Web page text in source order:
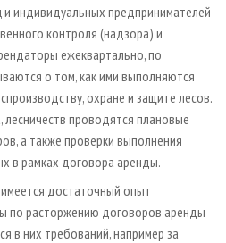
индивидуальных предпринимателей
контроля (надзора) и
ежеквартально, по
о том, как ими выполняются
охране и защите лесов.
проводятся плановые
а также проверки выполнения
в рамках договора аренды.
достаточный опыт
по расторжению договоров аренды
в них требований, например за